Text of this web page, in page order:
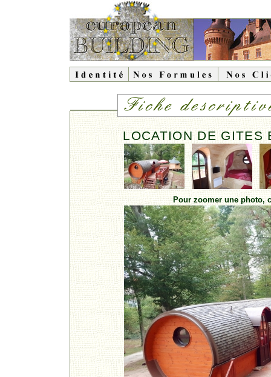
LOCATION DE GITES
Pour zoomer une photo,